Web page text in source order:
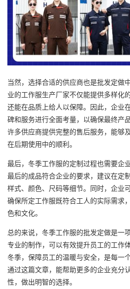
当然，选择合适的供应商也是批发定做
业的工作服生产厂家不仅能提供多样化
还能在品质上给人以保障。因此，企业
碑和服务进行全面考量，以确保最终产
许多供应商提供完整的售后服务，能够
在后期使用中的顺利。
最后，冬季工作服的定制过程也需要企
最后的成品符合企业的要求，建议在定
样式、颜色、尺码等细节。同时，企业
确保所定工作服既符合工人的实际需求
色和文化。
总的来说，冬季工作服的批发定做是一
专业的制作，可以有效提升员工的工作
冬季，保障员工的温暖与安全，是每一
通过这篇文章，能帮助更多的企业充分
性，做出明智的选择。